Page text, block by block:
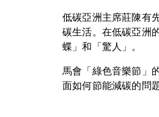
低碳亞洲主席莊陳有
碳生活。在低碳亞洲
蝶」和「驚人」。
馬會「綠色音樂節」
面如何節能減碳的問